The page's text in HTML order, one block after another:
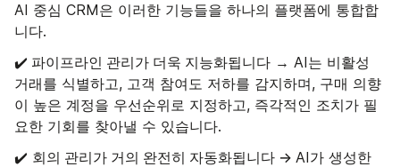
AI 중심 CRM은 이러한 기능들을 하나의 플랫폼에 통합합
니다.
✔️ 파이프라인 관리가 더욱 지능화됩니다 → AI는 비활성
거래를 식별하고, 고객 참여도 저하를 감지하며, 구매 의향
이 높은 계정을 우선순위로 지정하고, 즉각적인 조치가 필
요한 기회를 찾아낼 수 있습니다.
✔️ 회의 관리가 거의 완전히 자동화됩니다 → AI가 생성한